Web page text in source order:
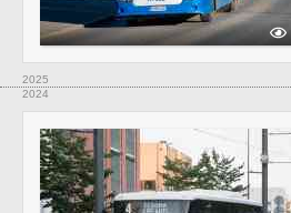
2025
2024